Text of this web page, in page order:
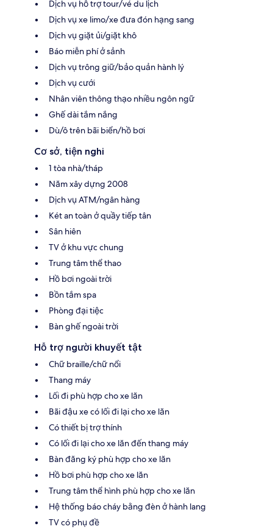
Dịch vụ hỗ trợ tour/vé du lịch
Dịch vụ xe limo/xe đưa đón hạng sang
Dịch vụ giặt ủi/giặt khô
Báo miễn phí ở sảnh
Dịch vụ trông giữ/bảo quản hành lý
Dịch vụ cưới
Nhân viên thông thạo nhiều ngôn ngữ
Ghế dài tắm nắng
Dù/ô trên bãi biển/hồ bơi
Cơ sở, tiện nghi
1 tòa nhà/tháp
Năm xây dựng 2008
Dịch vụ ATM/ngân hàng
Két an toàn ở quầy tiếp tân
Sân hiên
TV ở khu vực chung
Trung tâm thể thao
Hồ bơi ngoài trời
Bồn tắm spa
Phòng đại tiệc
Bàn ghế ngoài trời
Hỗ trợ người khuyết tật
Chữ braille/chữ nổi
Thang máy
Lối đi phù hợp cho xe lăn
Bãi đậu xe có lối đi lại cho xe lăn
Có thiết bị trợ thính
Có lối đi lại cho xe lăn đến thang máy
Bàn đăng ký phù hợp cho xe lăn
Hồ bơi phù hợp cho xe lăn
Trung tâm thể hình phù hợp cho xe lăn
Hệ thống báo cháy bằng đèn ở hành lang
TV có phụ đề